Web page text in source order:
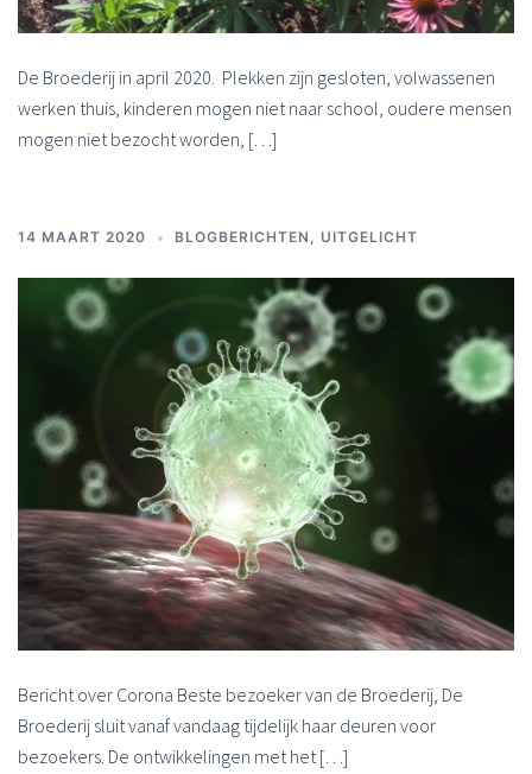
De Broederij in april 2020. Plekken zijn gesloten, volwassenen
werken thuis, kinderen mogen niet naar school, oudere mensen
mogen niet bezocht worden, […]
14 MAART 2020 BLOGBERICHTEN , UITGELICHT
Bericht over Corona Beste bezoeker van de Broederij, De
Broederij sluit vanaf vandaag tijdelijk haar deuren voor
bezoekers. De ontwikkelingen met het […]